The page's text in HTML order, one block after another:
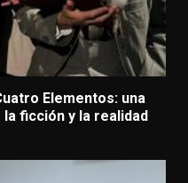
Elementos: una
ficción y la realidad